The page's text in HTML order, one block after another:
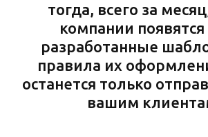
тогда, всего за
компании появятся
разработанные
правила их
останется только
вашим